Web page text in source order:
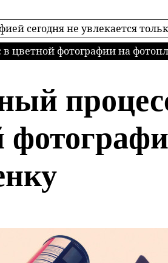
сегодня не увлекается
цветной фотографии на